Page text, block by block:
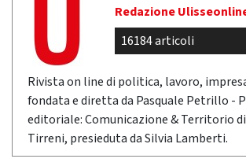
Redazione
16184 articoli
Rivista on line di politica, lavoro,
fondata e diretta da Pasquale Petrillo -
editoriale: Comunicazione & Territorio di
Tirreni, presieduta da Silvia Lamberti.